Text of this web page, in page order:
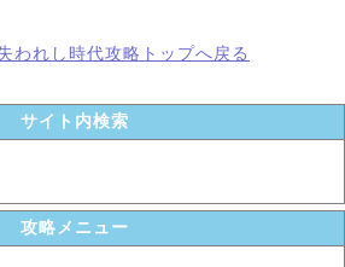
われし時代攻略トップへ戻る
サイト内検索
攻略メニュー